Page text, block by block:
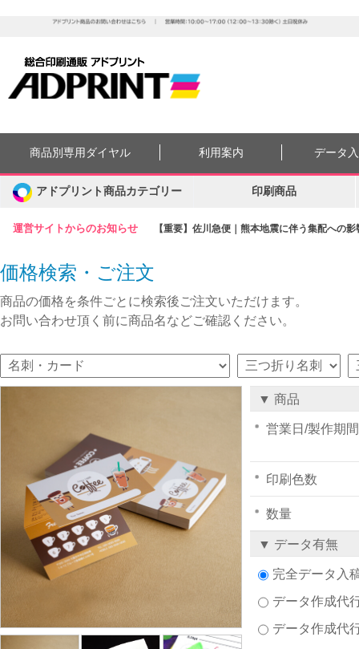
運営サイトからのお知らせ 【重要】佐川急便｜熊本地震に伴う集配への
商品別専用ダイヤル 利用案内 データ
アドプリント商品カテゴリー 印刷商品
価格検索・ご注文
商品の価格を条件ごとに検索後ご注文いただけます。
お問い合わせ頂く前に商品名などご確認ください。
▼ 商品
営業日/製作期間
印刷色数
数量
▼ データ有無
完全データ入
データ作成代
データ作成代